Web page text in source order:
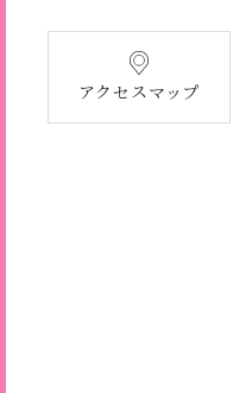
アクセスマップ